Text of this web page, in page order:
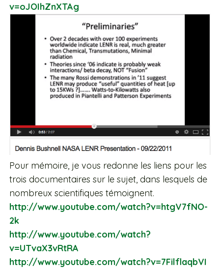
v=oJOIhZnXTAg
Pour mémoire, je vous redonne les liens pour les
trois documentaires sur le sujet, dans lesquels de
nombreux scientifiques témoignent.
http://www.youtube.com/watch?v=htgV7fNO-
2k
http://www.youtube.com/watch?
v=UTvaX3vRtRA
http://www.youtube.com/watch?v=7FilflaqbVI